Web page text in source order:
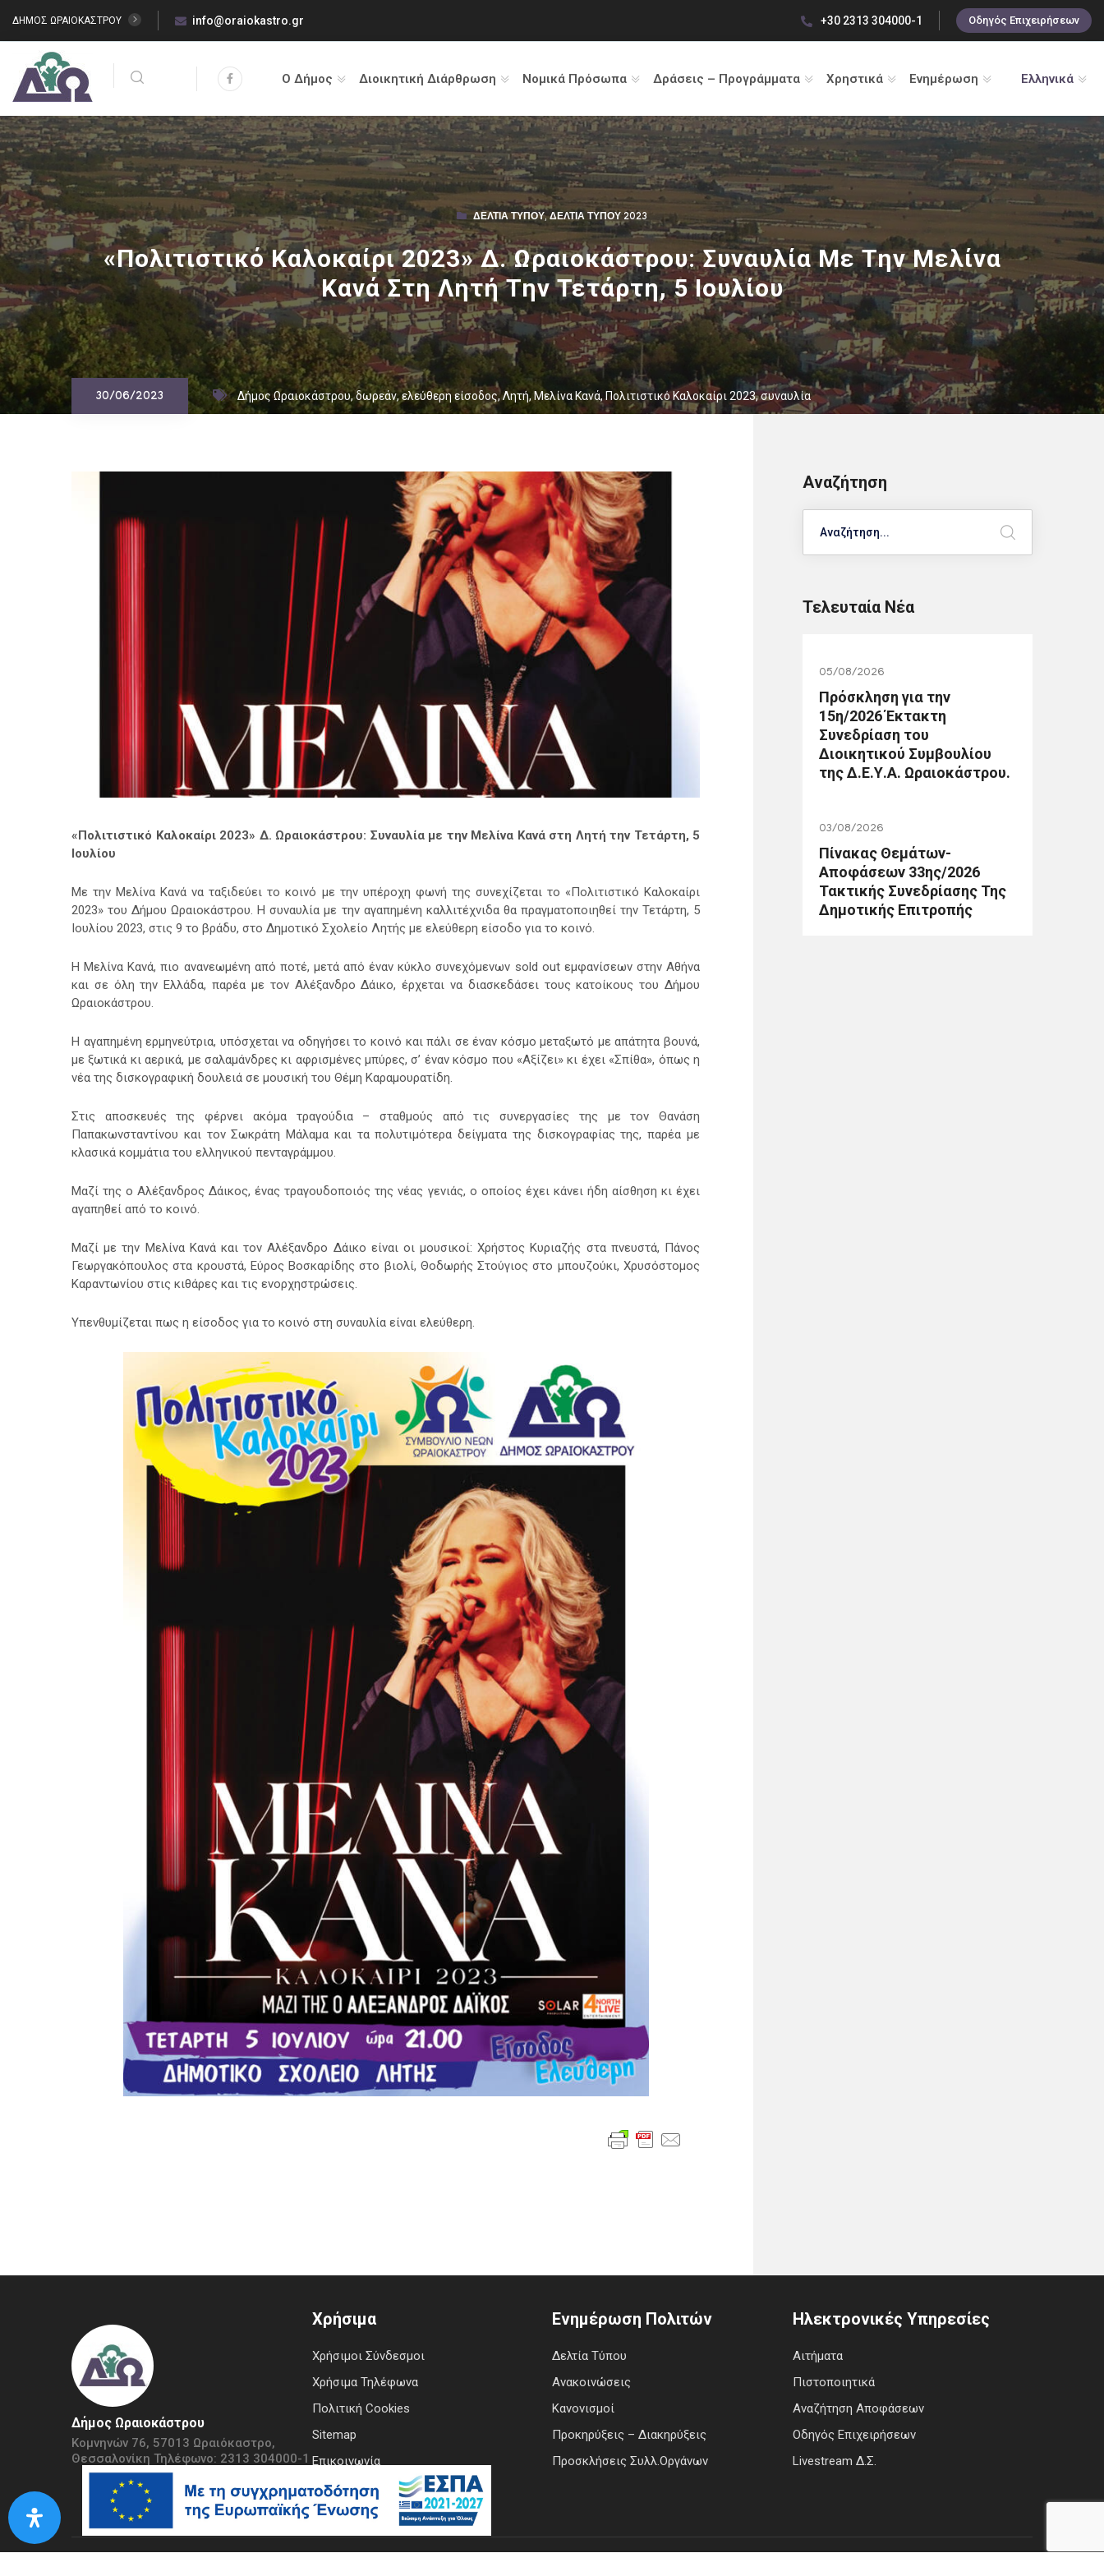
ΔΗΜΟΣ ΩΡΑΙΟΚΑΣΤΡΟΥ info@oraiokastro.gr +30 2313 304000-1 Οδηγός Επιχειρήσεων
Ο Δήμος Διοικητική Διάρθρωση Νομικά Πρόσωπα Δράσεις – Προγράμματα Χρηστικά Ενημέρωση Ελληνικά
ΔΕΛΤΊΑ ΤΎΠΟΥ,ΔΕΛΤΊΑ ΤΎΠΟΥ 2023
«Πολιτιστικό Καλοκαίρι 2023» Δ. Ωραιοκάστρου: Συναυλία Με Την Μελίνα
Κανά Στη Λητή Την Τετάρτη, 5 Ιουλίου
30/06/2023 Δήμος Ωραιοκάστρου,δωρεάν,ελεύθερη είσοδος,Λητή, Μελίνα Κανά, Πολιτιστικό Καλοκαίρι 2023,συναυλία
«Πολιτιστικό Καλοκαίρι 2023» Δ. Ωραιοκάστρου: Συναυλία με την Μελίνα Κανά στη Λητή την Τετάρτη, 5
Ιουλίου
Με την Μελίνα Κανά να ταξιδεύει το κοινό με την υπέροχη φωνή της συνεχίζεται το «Πολιτιστικό Καλοκαίρι
2023» του Δήμου Ωραιοκάστρου. Η συναυλία με την αγαπημένη καλλιτέχνιδα θα πραγματοποιηθεί την Τετάρτη, 5
Ιουλίου 2023, στις 9 το βράδυ, στο Δημοτικό Σχολείο Λητής με ελεύθερη είσοδο για το κοινό.
Η Μελίνα Κανά, πιο ανανεωμένη από ποτέ, μετά από έναν κύκλο συνεχόμενων sold out εμφανίσεων στην Αθήνα
και σε όλη την Ελλάδα, παρέα με τον Αλέξανδρο Δάικο, έρχεται να διασκεδάσει τους κατοίκους του Δήμου
Ωραιοκάστρου.
Η αγαπημένη ερμηνεύτρια, υπόσχεται να οδηγήσει το κοινό και πάλι σε έναν κόσμο μεταξωτό με απάτητα βουνά,
με ξωτικά κι αερικά, με σαλαμάνδρες κι αφρισμένες μπύρες, σ’ έναν κόσμο που «Αξίζει» κι έχει «Σπίθα», όπως η
νέα της δισκογραφική δουλειά σε μουσική του Θέμη Καραμουρατίδη.
Στις αποσκευές της φέρνει ακόμα τραγούδια – σταθμούς από τις συνεργασίες της με τον Θανάση
Παπακωνσταντίνου και τον Σωκράτη Μάλαμα και τα πολυτιμότερα δείγματα της δισκογραφίας της, παρέα με
κλασικά κομμάτια του ελληνικού πενταγράμμου.
Μαζί της ο Αλέξανδρος Δάικος, ένας τραγουδοποιός της νέας γενιάς, ο οποίος έχει κάνει ήδη αίσθηση κι έχει
αγαπηθεί από το κοινό.
Μαζί με την Μελίνα Κανά και τον Αλέξανδρο Δάικο είναι οι μουσικοί: Χρήστος Κυριαζής στα πνευστά, Πάνος
Γεωργακόπουλος στα κρουστά, Εύρος Βοσκαρίδης στο βιολί, Θοδωρής Στούγιος στο μπουζούκι, Χρυσόστομος
Καραντωνίου στις κιθάρες και τις ενορχηστρώσεις.
Υπενθυμίζεται πως η είσοδος για το κοινό στη συναυλία είναι ελεύθερη.
Αναζήτηση
Τελευταία Νέα
05/08/2026
Πρόσκληση για την
15η/2026 Έκτακτη
Συνεδρίαση του
Διοικητικού Συμβουλίου
της Δ.Ε.Υ.Α. Ωραιοκάστρου.
03/08/2026
Πίνακας Θεμάτων-
Αποφάσεων 33ης/2026
Τακτικής Συνεδρίασης Της
Δημοτικής Επιτροπής
Δήμος Ωραιοκάστρου
Κομνηνών 76, 57013 Ωραιόκαστρο,
Θεσσαλονίκη Τηλέφωνο: 2313 304000-1
Χρήσιμα
Χρήσιμοι Σύνδεσμοι
Χρήσιμα Τηλέφωνα
Πολιτική Cookies
Sitemap
Επικοινωνία
Ενημέρωση Πολιτών
Δελτία Τύπου
Ανακοινώσεις
Κανονισμοί
Προκηρύξεις – Διακηρύξεις
Προσκλήσεις Συλλ.Οργάνων
Ηλεκτρονικές Υπηρεσίες
Αιτήματα
Πιστοποιητικά
Αναζήτηση Αποφάσεων
Οδηγός Επιχειρήσεων
Livestream Δ.Σ.